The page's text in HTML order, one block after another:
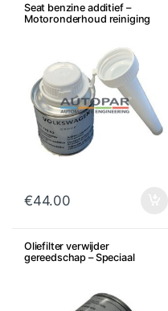
Seat benzine additief –
Motoronderhoud reiniging
€44.00
Oliefilter verwijder
gereedschap – Speciaal